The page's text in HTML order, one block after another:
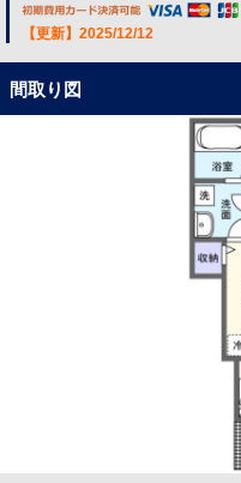
【更新】2025/12/12
間取り図